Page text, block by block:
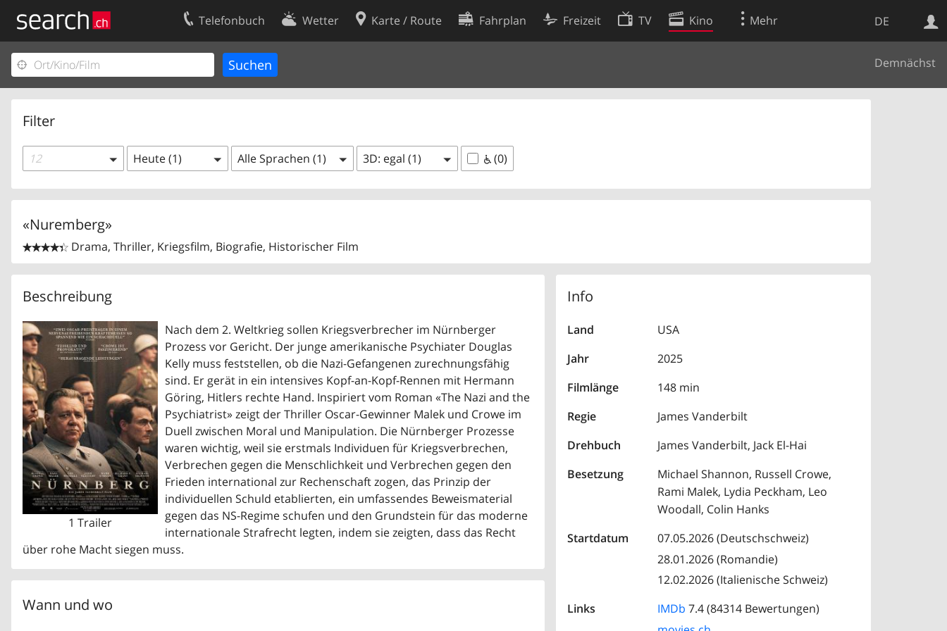
DE
Telefonbuch Wetter Karte / Route Fahrplan Freizeit TV Kino Mehr
Demnächst
Filter
12 Heute (1) Alle Sprachen (1) 3D: egal (1) (0)
«Nuremberg»

 Drama, Thriller, Kriegsfilm, Biografie, Historischer Film
Beschreibung
1 Trailer
Nach dem 2. Weltkrieg sollen Kriegsverbrecher im Nürnberger
Prozess vor Gericht. Der junge amerikanische Psychiater Douglas
Kelly muss feststellen, ob die Nazi-Gefangenen zurechnungsfähig
sind. Er gerät in ein intensives Kopf-an-Kopf-Rennen mit Hermann
Göring, Hitlers rechte Hand. Inspiriert vom Roman «The Nazi and the
Psychiatrist» zeigt der Thriller Oscar-Gewinner Malek und Crowe im
Duell zwischen Moral und Manipulation. Die Nürnberger Prozesse
waren wichtig, weil sie erstmals Individuen für Kriegsverbrechen,
Verbrechen gegen die Menschlichkeit und Verbrechen gegen den
Frieden international zur Rechenschaft zogen, das Prinzip der
individuellen Schuld etablierten, ein umfassendes Beweismaterial
gegen das NS-Regime schufen und den Grundstein für das moderne
internationale Strafrecht legten, indem sie zeigten, dass das Recht
über rohe Macht siegen muss.
Wann und wo
Info
Land
USA
Jahr
2025
Filmlänge
148 min
Regie
James Vanderbilt
Drehbuch
James Vanderbilt, Jack El-Hai
Besetzung
Michael Shannon, Russell Crowe,
Rami Malek, Lydia Peckham, Leo
Woodall, Colin Hanks
Startdatum
07.05.2026 (Deutschschweiz)
28.01.2026 (Romandie)
12.02.2026 (Italienische Schweiz)
Links
IMDb 7.4 (84314 Bewertungen)
Ihr Eintrag
Kundencenter Geschäftskunden
Kontakt
Nutzungsbedingungen
Cookie-Einstellungen